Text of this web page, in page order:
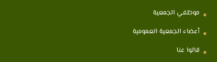
موظفي الجمعية
أعضاء الجمعية العمومية
قالوا عنا